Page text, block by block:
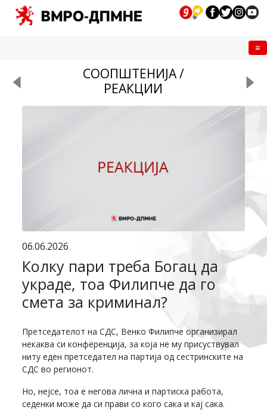
СООПШТЕНИЈА /
РЕАКЦИИ
06.06.2026
Колку пари треба Богац да
украде, тоа Филипче да го
смета за криминал?
Претседателот на СДС, Венко Филипче организирал
некаква си конференција, за која не му присуствувал
ниту еден претседател на партија од сестринските на
СДС во регионот.
Но, нејсе, тоа е негова лична и партиска работа,
седенки може да си прави со кого сака и кај сака.